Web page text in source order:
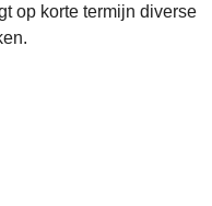
op korte termijn diverse